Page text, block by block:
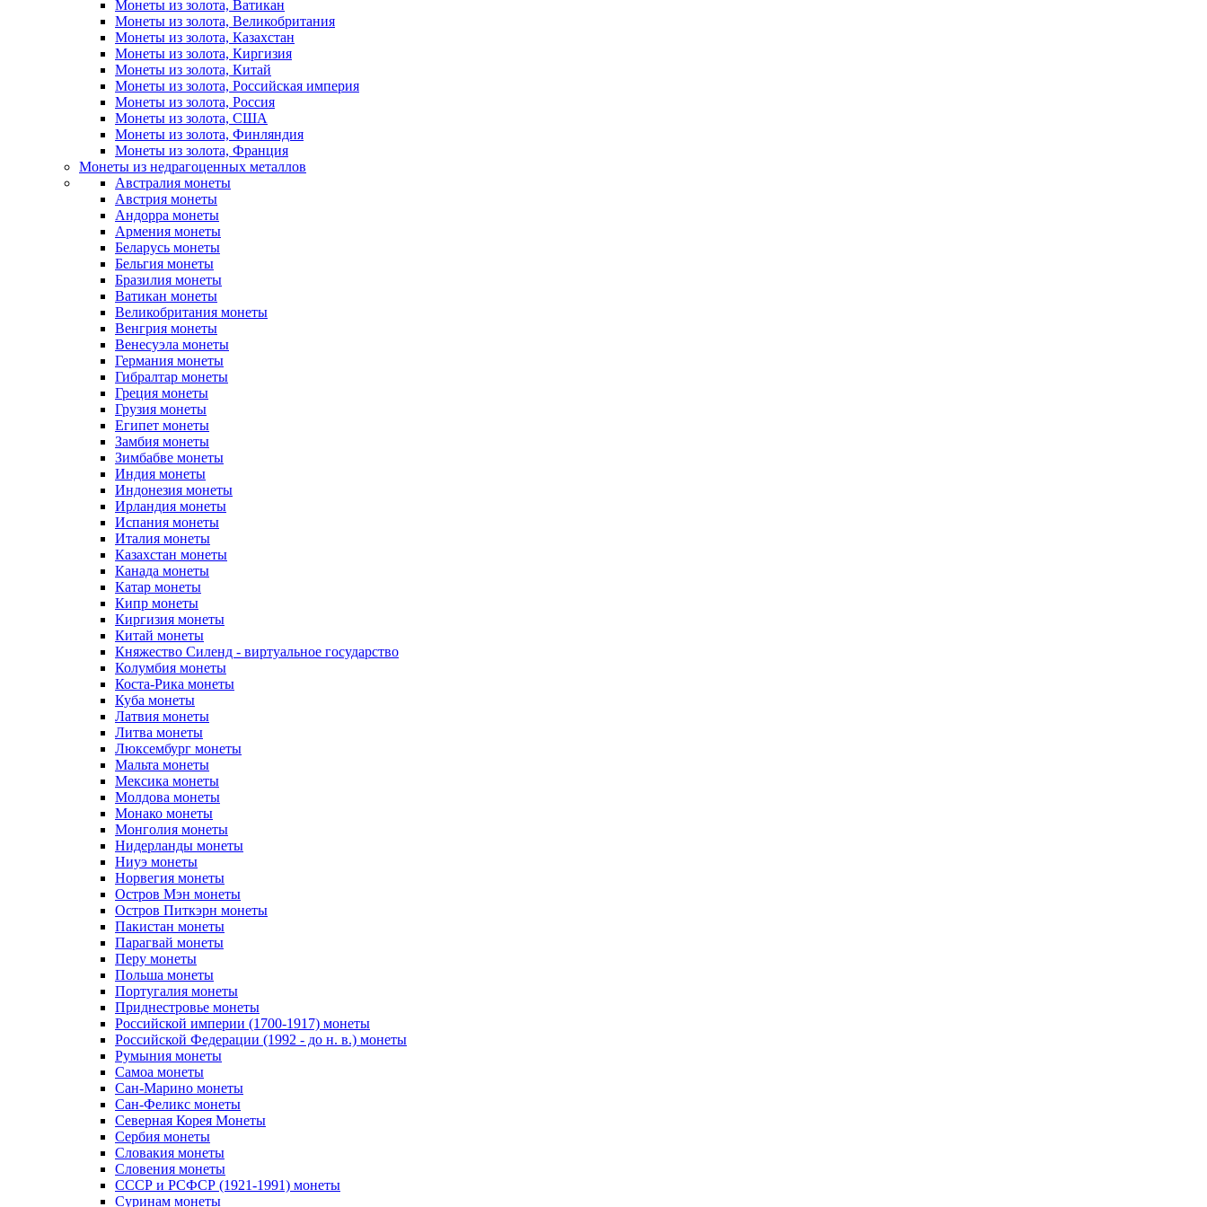
Монеты из золота, Ватикан
Монеты из золота, Великобритания
Монеты из золота, Казахстан
Монеты из золота, Киргизия
Монеты из золота, Китай
Монеты из золота, Российская империя
Монеты из золота, Россия
Монеты из золота, США
Монеты из золота, Финляндия
Монеты из золота, Франция
Монеты из недрагоценных металлов
Австралия монеты
Австрия монеты
Андорра монеты
Армения монеты
Беларусь монеты
Бельгия монеты
Бразилия монеты
Ватикан монеты
Великобритания монеты
Венгрия монеты
Венесуэла монеты
Германия монеты
Гибралтар монеты
Греция монеты
Грузия монеты
Египет монеты
Замбия монеты
Зимбабве монеты
Индия монеты
Индонезия монеты
Ирландия монеты
Испания монеты
Италия монеты
Казахстан монеты
Канада монеты
Катар монеты
Кипр монеты
Киргизия монеты
Китай монеты
Княжество Силенд - виртуальное государство
Колумбия монеты
Коста-Рика монеты
Куба монеты
Латвия монеты
Литва монеты
Люксембург монеты
Мальта монеты
Мексика монеты
Молдова монеты
Монако монеты
Монголия монеты
Нидерланды монеты
Ниуэ монеты
Норвегия монеты
Остров Мэн монеты
Остров Питкэрн монеты
Пакистан монеты
Парагвай монеты
Перу монеты
Польша монеты
Португалия монеты
Приднестровье монеты
Российской империи (1700-1917) монеты
Российской Федерации (1992 - до н. в.) монеты
Румыния монеты
Самоа монеты
Сан-Марино монеты
Сан-Феликс монеты
Северная Корея Монеты
Сербия монеты
Словакия монеты
Словения монеты
СССР и РСФСР (1921-1991) монеты
Суринам монеты